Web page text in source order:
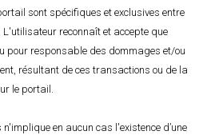
sont spécifiques et exclusives entre
L'utilisateur reconnaît et accepte que
pour responsable des dommages et/ou
résultant de ces transactions ou de la
le portail.
en aucun cas l'existence d’une